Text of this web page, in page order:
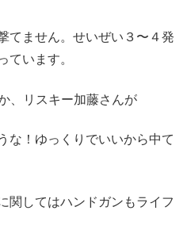
てません。せいぜい３〜４発
ています。
、リスキー加藤さんが
な！ゆっくりでいいから中て
関してはハンドガンもライフ